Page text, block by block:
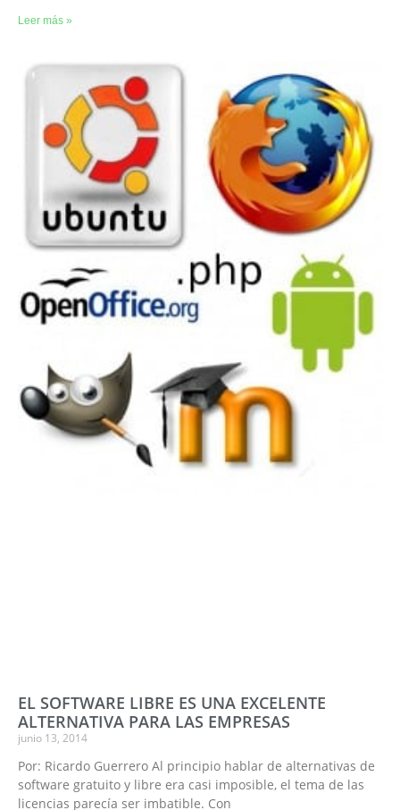
Leer más »
EL SOFTWARE LIBRE ES UNA EXCELENTE
ALTERNATIVA PARA LAS EMPRESAS
junio 13, 2014
Por: Ricardo Guerrero Al principio hablar de alternativas de
software gratuito y libre era casi imposible, el tema de las
licencias parecía ser imbatible. Con